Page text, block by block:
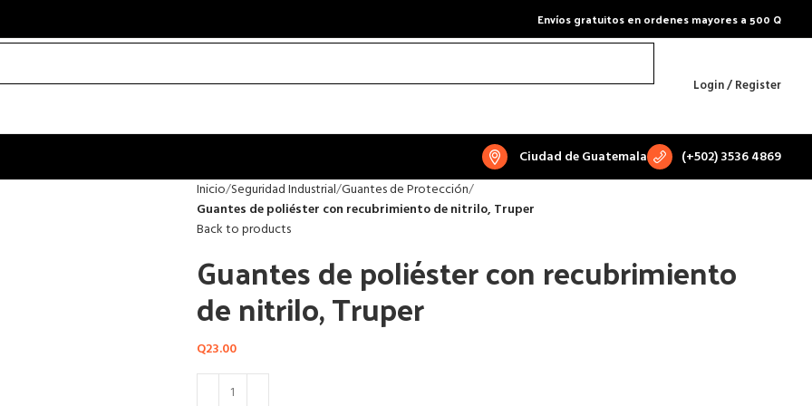
Envíos gratuitos en ordenes mayores a 500 Q
Login / Register
Ciudad de Guatemala (+502) 3536 4869
Inicio Seguridad Industrial Guantes de Protección
Guantes de poliéster con recubrimiento de nitrilo, Truper
Back to products
Guantes de poliéster con recubrimiento
de nitrilo, Truper
Q23.00